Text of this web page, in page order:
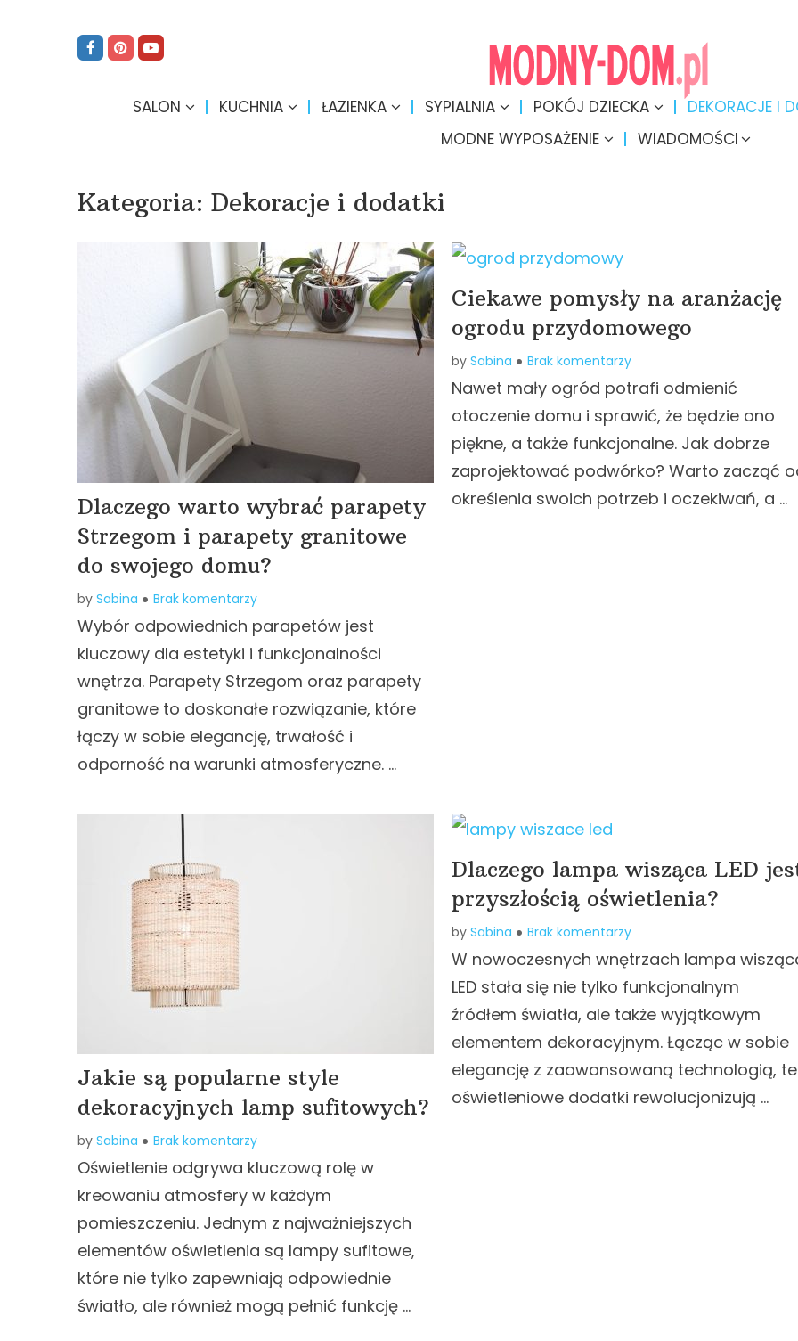
SALON KUCHNIA ŁAZIENKA SYPIALNIA POKÓJ DZIECKA DEKORACJE I
MODNE WYPOSAŻENIE
WIADOMOŚCI
Kategoria: Dekoracje i dodatki
Dlaczego warto wybrać parapety
Strzegom i parapety granitowe
do swojego domu?
by Sabina Brak komentarzy
Wybór odpowiednich parapetów jest
kluczowy dla estetyki i funkcjonalności
wnętrza. Parapety Strzegom oraz parapety
granitowe to doskonałe rozwiązanie, które
łączy w sobie elegancję, trwałość i
odporność na warunki atmosferyczne. …
Ciekawe pomysły na aranżację
ogrodu przydomowego
by Sabina Brak komentarzy
Nawet mały ogród potrafi odmienić
otoczenie domu i sprawić, że będzie ono
piękne, a także funkcjonalne. Jak dobrze
zaprojektować podwórko? Warto zacząć
określenia swoich potrzeb i oczekiwań, a …
Jakie są popularne style
dekoracyjnych lamp sufitowych?
by Sabina Brak komentarzy
Oświetlenie odgrywa kluczową rolę w
kreowaniu atmosfery w każdym
pomieszczeniu. Jednym z najważniejszych
elementów oświetlenia są lampy sufitowe,
które nie tylko zapewniają odpowiednie
światło, ale również mogą pełnić funkcję …
Dlaczego lampa wisząca LED
przyszłością oświetlenia?
by Sabina Brak komentarzy
W nowoczesnych wnętrzach lampa
LED stała się nie tylko funkcjonalnym
źródłem światła, ale także wyjątkowym
elementem dekoracyjnym. Łącząc w sobie
elegancję z zaawansowaną technologią, te
oświetleniowe dodatki rewolucjonizują …